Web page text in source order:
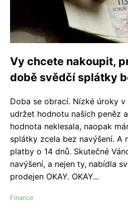
Vy chcete nakoupit,
době svědčí splátky
Doba se obrací. Nízké úroky v
udržet hodnotu našich peněz
hodnota neklesala, naopak
splátky zcela bez navýšení. A
platby o 14 dnů. Skutečné
navýšení, a nejen ty, nabídla
prodejen OKAY. OKAY...
Finance